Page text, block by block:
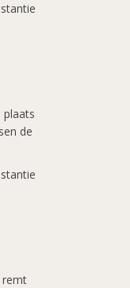
plaats
de
remt